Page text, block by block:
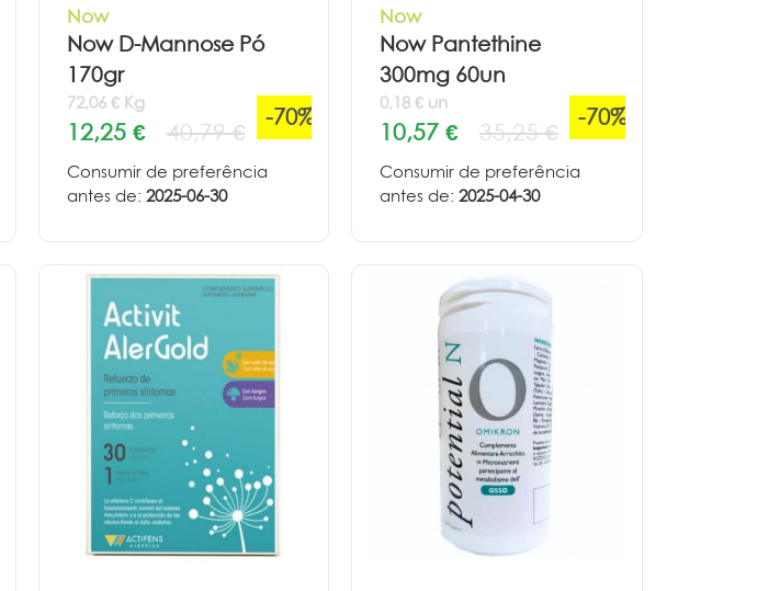
Now
Now D-Mannose Pó
170gr
72,06 € Kg
12,25 € 40,79 €
-70%
Consumir de preferência
antes de: 2025-06-30
Now
Now Pantethine
300mg 60un
0,18 € un
10,57 € 35,25 €
-70%
Consumir de preferência
antes de: 2025-04-30